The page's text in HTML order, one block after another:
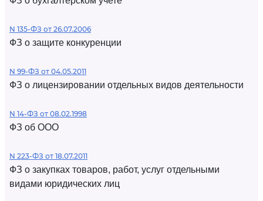
N 135-ФЗ от 26.07.2006
ФЗ о защите конкуренции
N 99-ФЗ от 04.05.2011
ФЗ о лицензировании отдельных видов деятельности
N 14-ФЗ от 08.02.1998
ФЗ об ООО
N 223-ФЗ от 18.07.2011
ФЗ о закупках товаров, работ, услуг отдельными
видами юридических лиц